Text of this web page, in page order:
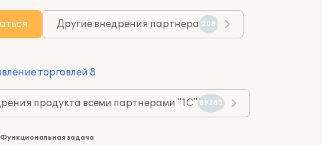
Другие внедрения партнера 208
торговлей 8
продукта всеми партнерами "1С" 89283
задача